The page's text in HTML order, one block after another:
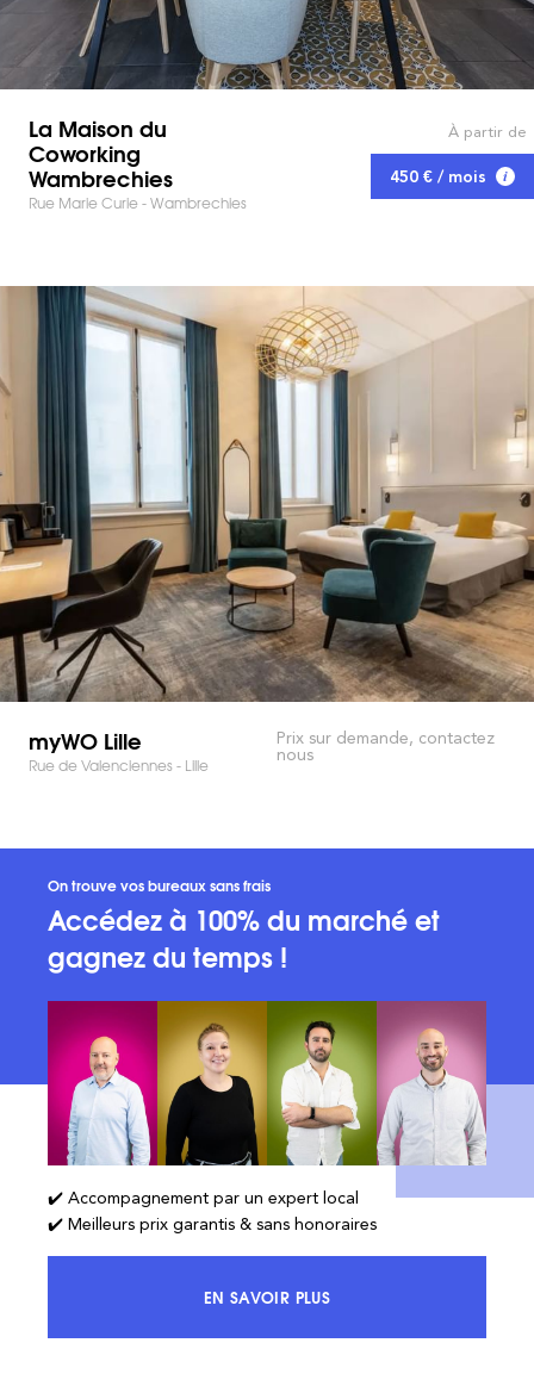
La Maison du
Coworking
Wambrechies
Rue Marie Curie - Wambrechies
À partir de
450 € / mois
myWO Lille
Rue de Valenciennes - Lille
Prix sur demande, contactez
nous
On trouve vos bureaux sans frais
Accédez à 100% du marché et
gagnez du temps !
✔️ Accompagnement par un expert local
✔️ Meilleurs prix garantis & sans honoraires
EN SAVOIR PLUSACCÉDEZ À 100% DU MARCHÉ ET